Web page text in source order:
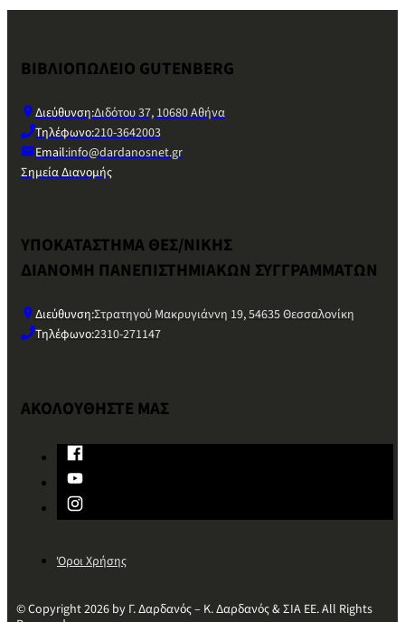
ΒΙΒΛΙΟΠΩΛΕΙΟ GUTENBERG
Διεύθυνση:Διδότου 37, 10680 Αθήνα
Τηλέφωνο:210-3642003
Email:info@dardanosnet.gr
Σημεία Διανομής
ΥΠΟΚΑΤΑΣΤΗΜΑ ΘΕΣ/ΝΙΚΗΣ
ΔΙΑΝΟΜΗ ΠΑΝΕΠΙΣΤΗΜΙΑΚΩΝ ΣΥΓΓΡΑΜΜΑΤΩΝ
Διεύθυνση:Στρατηγού Μακρυγιάννη 19, 54635 Θεσσαλονίκη
Τηλέφωνο:2310-271147
ΑΚΟΛΟΥΘΗΣΤΕ ΜΑΣ
Όροι Χρήσης
© Copyright 2026 by Γ. Δαρδανός – Κ. Δαρδανός & ΣΙΑ ΕΕ. All Rights